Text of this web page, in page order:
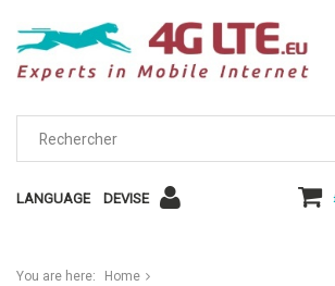
LANGUAGE DEVISE
You are here: Home